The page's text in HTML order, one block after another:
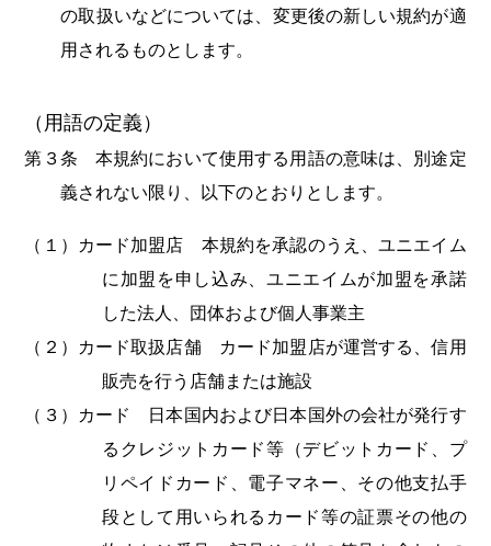
の取扱いなどについては、変更後の新しい規約が適
用されるものとします。
（用語の定義）
第３条 本規約において使用する用語の意味は、別途定
義されない限り、以下のとおりとします。
（１）カード加盟店 本規約を承認のうえ、ユニエイム
に加盟を申し込み、ユニエイムが加盟を承諾
した法人、団体および個人事業主
（２）カード取扱店舗 カード加盟店が運営する、信用
販売を行う店舗または施設
（３）カード 日本国内および日本国外の会社が発行す
るクレジットカード等（デビットカード、プ
リペイドカード、電子マネー、その他支払手
段として用いられるカード等の証票その他の